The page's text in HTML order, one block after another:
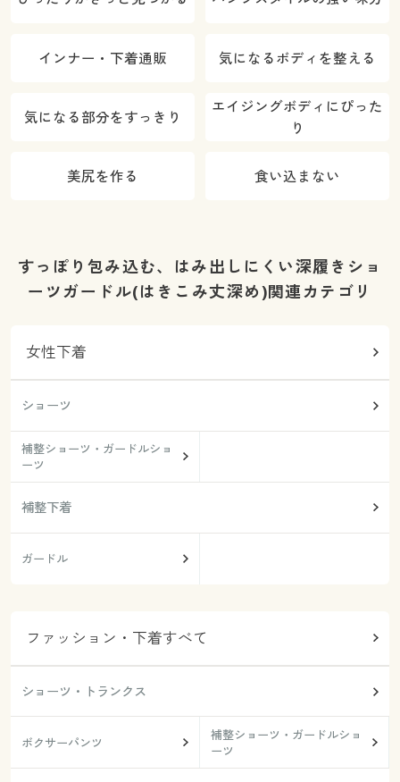
インナー・下着通販 気になるボディを整える
気になる部分をすっきり
エイジングボディにぴった
り
美尻を作る 食い込まない
すっぽり包み込む、はみ出しにくい深履きショ
ーツガードル(はきこみ丈深め)関連カテゴリ
女性下着
ショーツ
補整ショーツ・ガードルショ
ーツ
補整下着
ガードル
ファッション・下着すべて
ショーツ・トランクス
ボクサーパンツ
補整ショーツ・ガードルショ
ーツ